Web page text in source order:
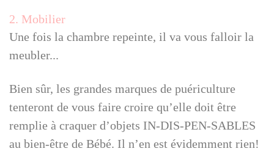
2. Mobilier
Une fois la chambre repeinte, il va vous falloir la
meubler...
Bien sûr, les grandes marques de puériculture
tenteront de vous faire croire qu’elle doit être
remplie à craquer d’objets IN-DIS-PEN-SABLES
au bien-être de Bébé. Il n’en est évidemment rien!